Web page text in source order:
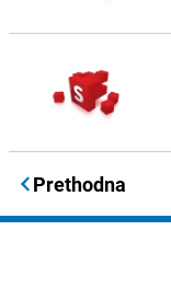
Prethodna